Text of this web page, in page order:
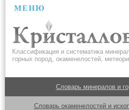
МЕНЮ
Классификация и систематика
горных пород, окаменелостей,
Словарь минералов и
Словарь окаменелостей и